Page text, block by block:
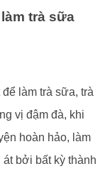
trà sữa
làm trà sữa, trà
vị đậm đà, khi
hoàn hảo, làm
bởi bất kỳ thành